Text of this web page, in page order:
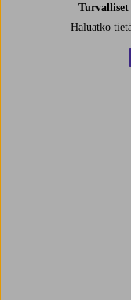
Turvalliset
Haluatko